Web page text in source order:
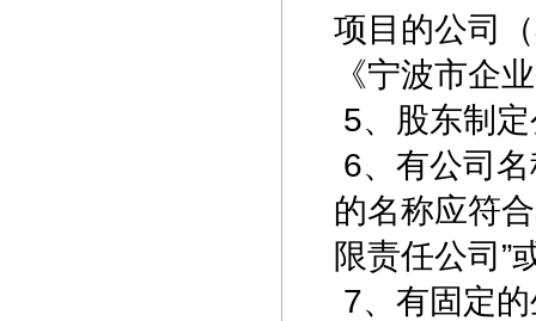
项目的公司
《宁波市企
5、股东制
6、有公司
的名称应符
限责任公司”
7、有固定